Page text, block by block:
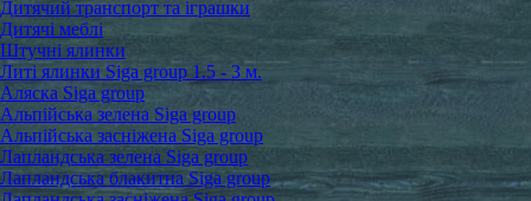
Дитячий транспорт та іграшки
Дитячі меблі
Штучні ялинки
Литі ялинки Siga group 1.5 - 3 м.
Аляска Siga group
Альпійська зелена Siga group
Альпійська засніжена Siga group
Лапландська зелена Siga group
Лапландська блакитна Siga group